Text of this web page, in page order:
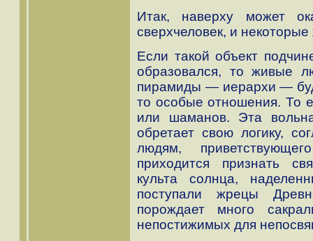
Итак, наверху может
сверхчеловек, и
Если такой объект
образовался, то живые
пирамиды — иерархи —
то особые отношения. То
или шаманов. Эта
обретает свою логику,
людям,
приходится признать
культа солнца,
поступали жрецы
порождает много
непостижимых для